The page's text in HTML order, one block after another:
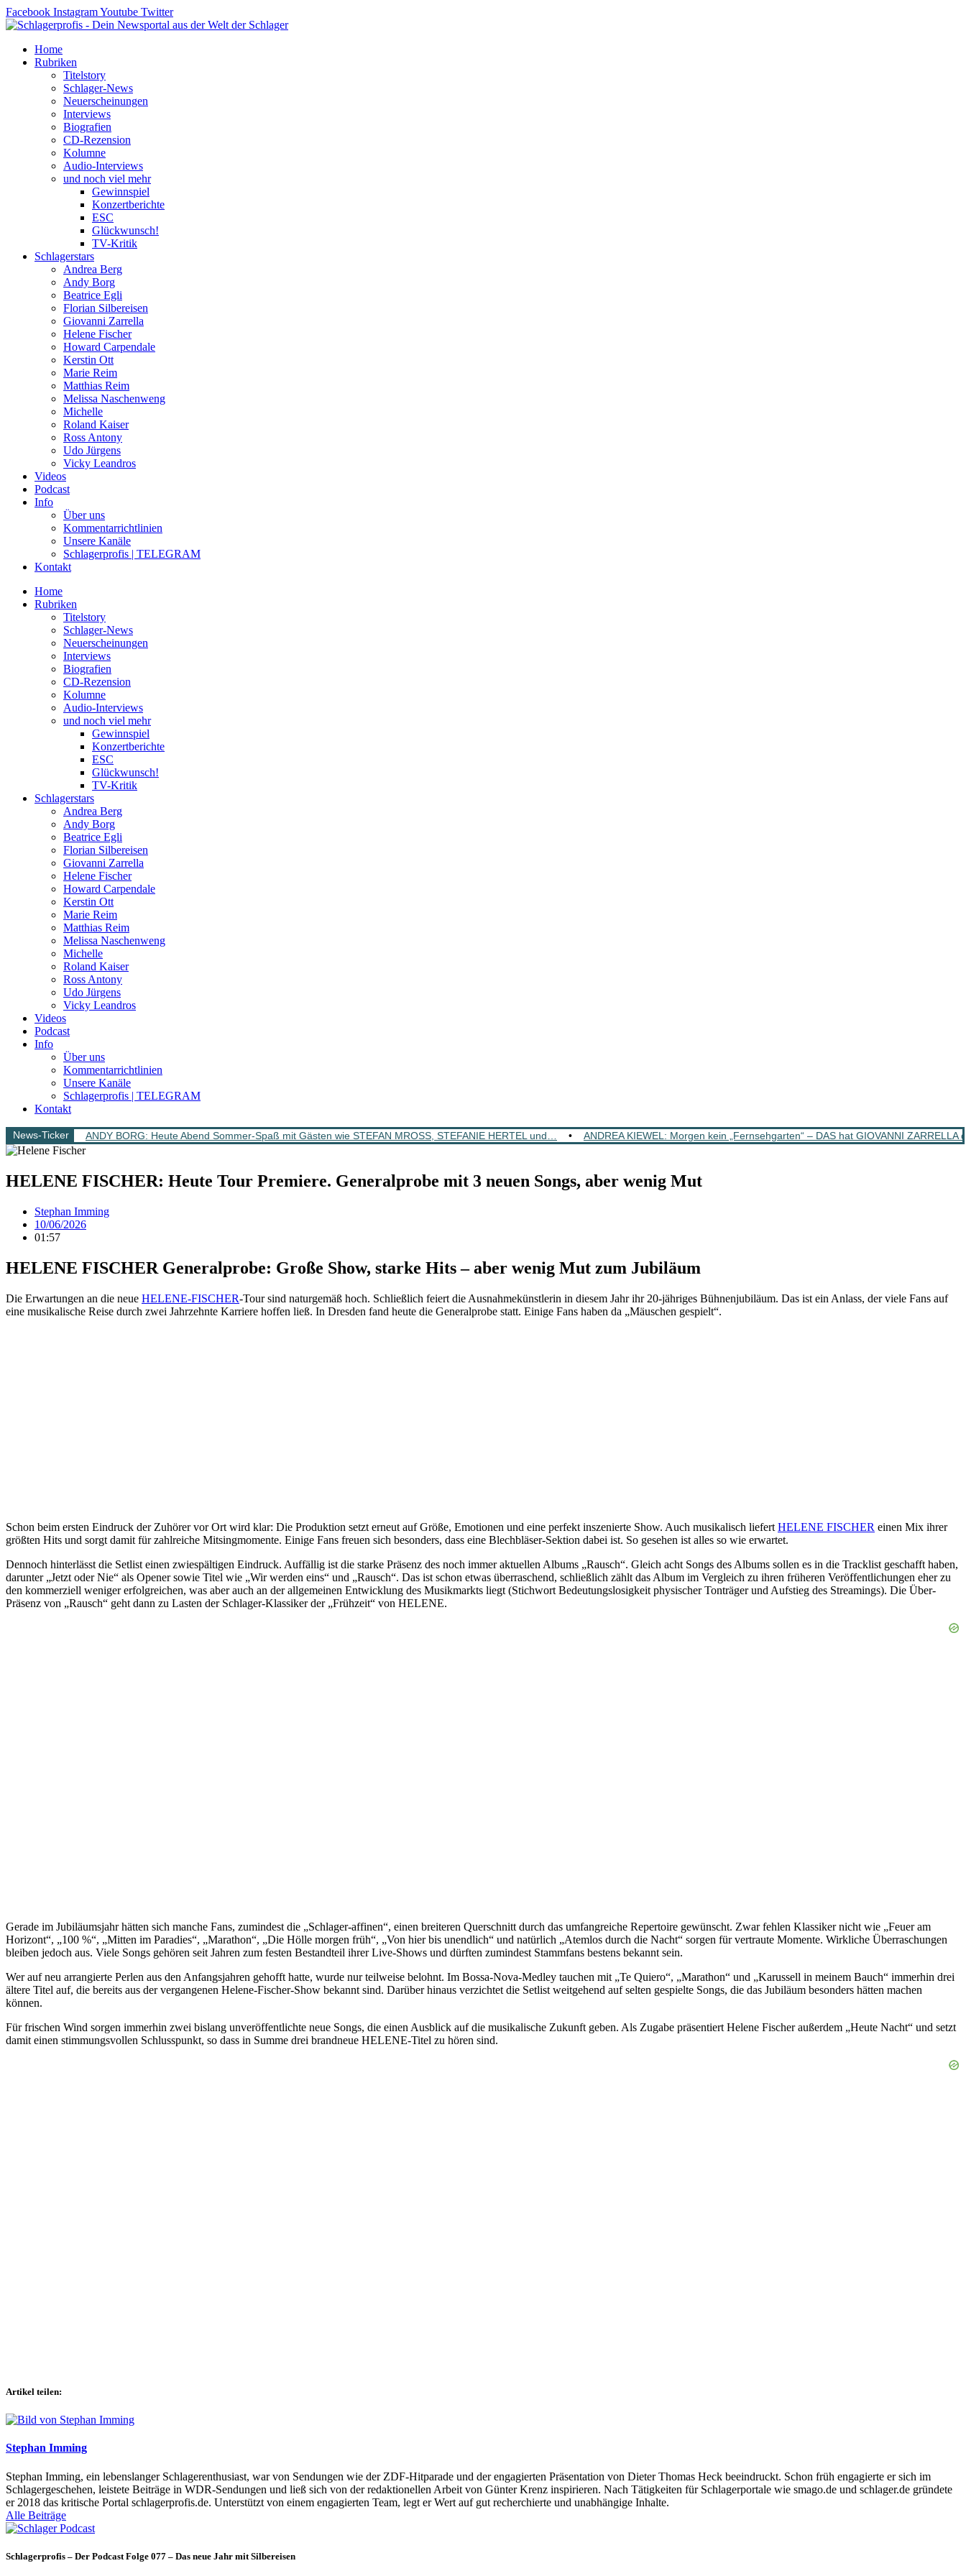
Zum
Inhalt
Facebook InstagramYoutube Twitter
Home
Rubriken
Titelstory
Schlager-News
Neuerscheinungen
Interviews
Biografien
CD-Rezension
Kolumne
Audio-Interviews
und noch viel mehr
Gewinnspiel
Konzertberichte
ESC
Glückwunsch!
TV-Kritik
Schlagerstars
Andrea Berg
Andy Borg
Beatrice Egli
Florian Silbereisen
Giovanni Zarrella
Helene Fischer
Howard Carpendale
Kerstin Ott
Marie Reim
Matthias Reim
Melissa Naschenweng
Michelle
Roland Kaiser
Ross Antony
Udo Jürgens
Vicky Leandros
Videos
Podcast
Info
Über uns
Kommentarrichtlinien
Unsere Kanäle
Schlagerprofis | TELEGRAM
Kontakt
Home
Rubriken
Titelstory
Schlager-News
Neuerscheinungen
Interviews
Biografien
CD-Rezension
Kolumne
Audio-Interviews
und noch viel mehr
Gewinnspiel
Konzertberichte
ESC
Glückwunsch!
TV-Kritik
Schlagerstars
Andrea Berg
Andy Borg
Beatrice Egli
Florian Silbereisen
Giovanni Zarrella
Helene Fischer
Howard Carpendale
Kerstin Ott
Marie Reim
Matthias Reim
Melissa Naschenweng
Michelle
Roland Kaiser
Ross Antony
Udo Jürgens
Vicky Leandros
Videos
Podcast
Info
Über uns
Kommentarrichtlinien
Unsere Kanäle
Schlagerprofis | TELEGRAM
Kontakt
News-Ticker ANDY BORG: Heute Abend Sommer-Spaß mit Gästen wie STEFAN MROSS, STEFANIE HERTEL und… • ANDREA KIEWEL: Morgen kein „Fernsehgarten“ – DAS hat GIOVANNI ZARRELLA
HELENE FISCHER: Heute Tour Premiere. Generalprobe mit 3 neuen Songs, aber wenig Mut
Stephan Imming
10/06/2026
01:57
HELENE FISCHER Generalprobe: Große Show, starke Hits – aber wenig Mut zum Jubiläum
Die Erwartungen an die neue HELENE-FISCHER-Tour sind naturgemäß hoch. Schließlich feiert die Ausnahmekünstlerin in diesem Jahr ihr 20-jähriges Bühnenjubiläum. Das ist ein Anlass, der viele Fans auf
eine musikalische Reise durch zwei Jahrzehnte Karriere hoffen ließ. In Dresden fand heute die Generalprobe statt. Einige Fans haben da „Mäuschen gespielt“.
Schon beim ersten Eindruck der Zuhörer vor Ort wird klar: Die Produktion setzt erneut auf Größe, Emotionen und eine perfekt inszenierte Show. Auch musikalisch liefert HELENE FISCHER einen Mix ihrer
größten Hits und sorgt damit für zahlreiche Mitsingmomente. Einige Fans freuen sich besonders, dass eine Blechbläser-Sektion dabei ist. So gesehen ist alles so wie erwartet.
Dennoch hinterlässt die Setlist einen zwiespältigen Eindruck. Auffällig ist die starke Präsenz des noch immer aktuellen Albums „Rausch“. Gleich acht Songs des Albums sollen es in die Tracklist geschafft haben,
darunter „Jetzt oder Nie“ als Opener sowie Titel wie „Wir werden eins“ und „Rausch“. Das ist schon etwas überraschend, schließlich zählt das Album im Vergleich zu ihren früheren Veröffentlichungen eher zu
den kommerziell weniger erfolgreichen, was aber auch an der allgemeinen Entwicklung des Musikmarkts liegt (Stichwort Bedeutungslosigkeit physischer Tonträger und Aufstieg des Streamings). Die Über-
Präsenz von „Rausch“ geht dann zu Lasten der Schlager-Klassiker der „Frühzeit“ von HELENE.
Gerade im Jubiläumsjahr hätten sich manche Fans, zumindest die „Schlager-affinen“, einen breiteren Querschnitt durch das umfangreiche Repertoire gewünscht. Zwar fehlen Klassiker nicht wie „Feuer am
Horizont“, „100 %“, „Mitten im Paradies“, „Marathon“, „Die Hölle morgen früh“, „Von hier bis unendlich“ und natürlich „Atemlos durch die Nacht“ sorgen für vertraute Momente. Wirkliche Überraschungen
bleiben jedoch aus. Viele Songs gehören seit Jahren zum festen Bestandteil ihrer Live-Shows und dürften zumindest Stammfans bestens bekannt sein.
Wer auf neu arrangierte Perlen aus den Anfangsjahren gehofft hatte, wurde nur teilweise belohnt. Im Bossa-Nova-Medley tauchen mit „Te Quiero“, „Marathon“ und „Karussell in meinem Bauch“ immerhin drei
ältere Titel auf, die bereits aus der vergangenen Helene-Fischer-Show bekannt sind. Darüber hinaus verzichtet die Setlist weitgehend auf selten gespielte Songs, die das Jubiläum besonders hätten machen
können.
Für frischen Wind sorgen immerhin zwei bislang unveröffentlichte neue Songs, die einen Ausblick auf die musikalische Zukunft geben. Als Zugabe präsentiert Helene Fischer außerdem „Heute Nacht“ und setzt
damit einen stimmungsvollen Schlusspunkt, so dass in Summe drei brandneue HELENE-Titel zu hören sind.
Artikel teilen:
Stephan Imming
Stephan Imming, ein lebenslanger Schlagerenthusiast, war von Sendungen wie der ZDF-Hitparade und der engagierten Präsentation von Dieter Thomas Heck beeindruckt. Schon früh engagierte er sich im
Schlagergeschehen, leistete Beiträge in WDR-Sendungen und ließ sich von der redaktionellen Arbeit von Günter Krenz inspirieren. Nach Tätigkeiten für Schlagerportale wie smago.de und schlager.de gründete
er 2018 das kritische Portal schlagerprofis.de. Unterstützt von einem engagierten Team, legt er Wert auf gut recherchierte und unabhängige Inhalte.
Alle Beiträge
Schlagerprofis – Der Podcast Folge 077 – Das neue Jahr mit Silbereisen